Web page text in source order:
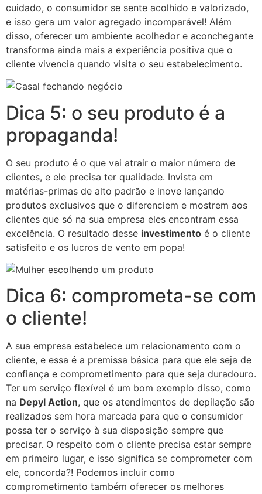
cuidado, o consumidor se sente acolhido e valorizado,
e isso gera um valor agregado incomparável! Além
disso, oferecer um ambiente acolhedor e aconchegante
transforma ainda mais a experiência positiva que o
cliente vivencia quando visita o seu estabelecimento.
Dica 5: o seu produto é a
propaganda!
O seu produto é o que vai atrair o maior número de
clientes, e ele precisa ter qualidade. Invista em
matérias-primas de alto padrão e inove lançando
produtos exclusivos que o diferenciem e mostrem aos
clientes que só na sua empresa eles encontram essa
excelência. O resultado desse investimento é o cliente
satisfeito e os lucros de vento em popa!
Dica 6: comprometa-se com
o cliente!
A sua empresa estabelece um relacionamento com o
cliente, e essa é a premissa básica para que ele seja de
confiança e comprometimento para que seja duradouro.
Ter um serviço flexível é um bom exemplo disso, como
na Depyl Action, que os atendimentos de depilação são
realizados sem hora marcada para que o consumidor
possa ter o serviço à sua disposição sempre que
precisar. O respeito com o cliente precisa estar sempre
em primeiro lugar, e isso significa se comprometer com
ele, concorda?! Podemos incluir como
comprometimento também oferecer os melhores